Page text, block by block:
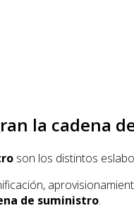
la cadena
son los distintos
de suministro.